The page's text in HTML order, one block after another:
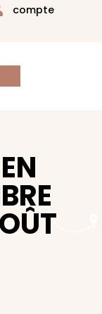
compte